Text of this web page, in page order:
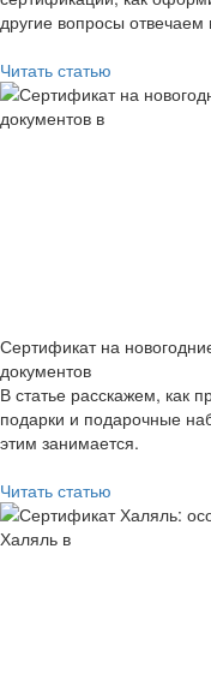
другие вопросы
Читать статью
Сертификат на
документов
В статье расскажем, как
подарки и подарочные
этим занимается.
Читать статью